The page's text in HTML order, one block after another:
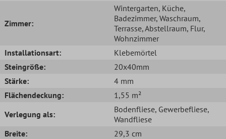
Zimmer:
Wintergarten, Küche,
Badezimmer, Waschraum,
Terrasse, Abstellraum, Flur,
Wohnzimmer
Installationsart:
Klebemörtel
Steingröße:
20x40mm
Stärke:
4 mm
Flächendeckung:
1,55 m²
Verlegung als:
Bodenfliese, Gewerbefliese,
Wandfliese
Breite:
29,3 cm